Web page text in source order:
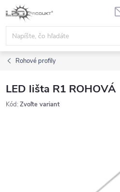
Prejsť
na
obsah
Rohové profily
LED lišta R1 ROHOVÁ
Kód: Zvoľte variant